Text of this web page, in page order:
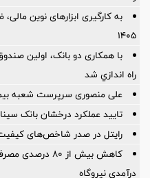
به کارگیری ابزارهای نوین
۱۴۰۵
با همکاری دو بانک، اولین
راه اندازي شد
علی منصوری سرپرست شعبه
تایید عملکرد درخشان بانک
رایتل در صدر شاخص‌های
کاهش بیش از
درآمدی نیروگاه